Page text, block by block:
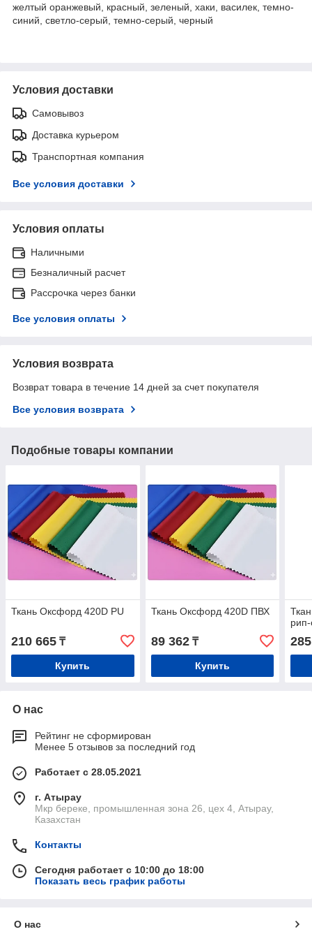
желтый оранжевый, красный, зеленый, хаки, василек, темно-
синий, светло-серый, темно-серый, черный
Условия доставки
Самовывоз
Доставка курьером
Транспортная компания
Все условия доставки
Условия оплаты
Наличными
Безналичный расчет
Рассрочка через банки
Все условия оплаты
Условия возврата
Возврат товара в течение 14 дней за счет покупателя
Все условия возврата
Подобные товары компании
Ткань Оксфорд 420D PU
210 665 ₸
Купить
Ткань Оксфорд 420D ПВХ
89 362₸
Купить
рип-
О нас
Рейтинг не сформирован
Менее 5 отзывов за последний год
Работает с 28.05.2021
г. Атырау
Мкр береке, промышленная зона 26, цех 4, Атырау,
Казахстан
Контакты
Сегодня работает с 10:00 до 18:00
Показать весь график работы
О нас